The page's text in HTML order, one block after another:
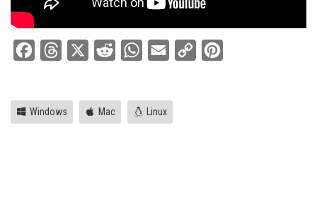
FacebookThreads Reddit WhatsApp
Email
Copy
Windows Mac Linux